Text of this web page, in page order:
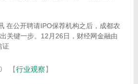
在公开聘请IPO保荐机构之后，成都农
关键一步。12月26日，财经网金融由
证
【行业观察】